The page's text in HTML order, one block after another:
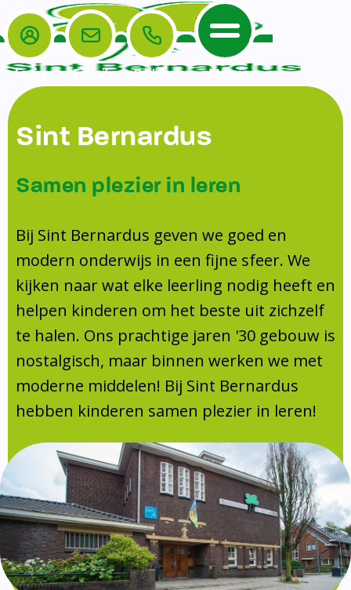
Home
De School
Veiligheidsplan
Onderwijs
Leerlingenraad
Leerlingenzorg
Doorstroomtoets
Jeugdprofessional op school
Centrum Jeugd en Gezin
Schoollogopedie
schoolondersteuningsprofiel
Schooltijden
Absentie
Vakanties
Aanmelden
Schoolgids
Gezonde school
Kinderopvang
BSO
Routebeschrijving
Het Team
Ouders
Ouders
TussenSchoolse Opvang (TSO)
Ouderraad (OR)
Medezeggenschapsraad (MR)
Formulieren
Klachtenregeling
Contact
Login E-mail Bellen Menu
Sint Bernardus
Samen plezier in leren
Bij Sint Bernardus geven we goed en
modern onderwijs in een fijne sfeer. We
kijken naar wat elke leerling nodig heeft en
helpen kinderen om het beste uit zichzelf
te halen. Ons prachtige jaren '30 gebouw is
nostalgisch, maar binnen werken we met
moderne middelen! Bij Sint Bernardus
hebben kinderen samen plezier in leren!